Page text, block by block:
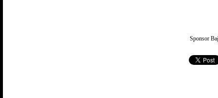
Sponsor